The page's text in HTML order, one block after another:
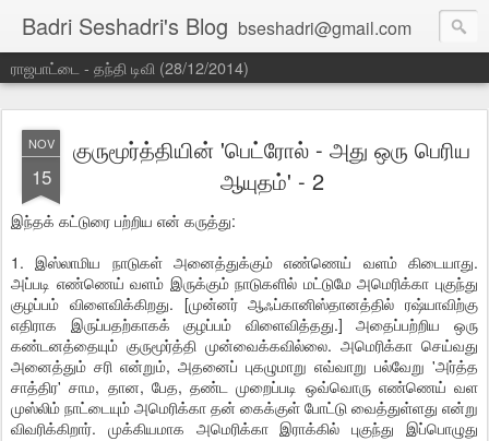
Badri Seshadri's Blog bseshadri@gmail.com
ராஜபாட்டை - தந்தி டிவி (28/12/2014)
NOV
15
குருமூர்த்தியின் 'பெட்ரோல் - அது ஒரு பெரிய
ஆயுதம்' - 2
இந்தக் கட்டுரை பற்றிய என் கருத்து:
1. இஸ்லாமிய நாடுகள் அனைத்துக்கும் எண்ணெய் வளம் கிடையாது.
அப்படி எண்ணெய் வளம் இருக்கும் நாடுகளில் மட்டுமே அமெரிக்கா புகுந்து
குழப்பம் விளைவிக்கிறது. [முன்னர் ஆஃப்கானிஸ்தானத்தில் ரஷ்யாவிற்கு
எதிராக இருப்பதற்காகக் குழப்பம் விளைவித்தது.] அதைப்பற்றிய ஒரு
கண்டனத்தையும் குருமூர்த்தி முன்வைக்கவில்லை. அமெரிக்கா செய்வது
அனைத்தும் சரி என்றும், அதனைப் புகழுமாறு எவ்வாறு பல்வேறு 'அர்த்த
சாத்திர' சாம, தான, பேத, தண்ட முறைப்படி ஒவ்வொரு எண்ணெய் வள
முஸ்லிம் நாட்டையும் அமெரிக்கா தன் கைக்குள் போட்டு வைத்துள்ளது என்று
விவரிக்கிறார். முக்கியமாக அமெரிக்கா இராக்கில் புகுந்து இப்பொழுது